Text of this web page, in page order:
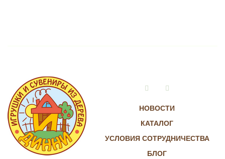
НОВОСТИ
КАТАЛОГ
УСЛОВИЯ СОТРУДНИЧЕСТВА
БЛОГ
VkontakteInstagram